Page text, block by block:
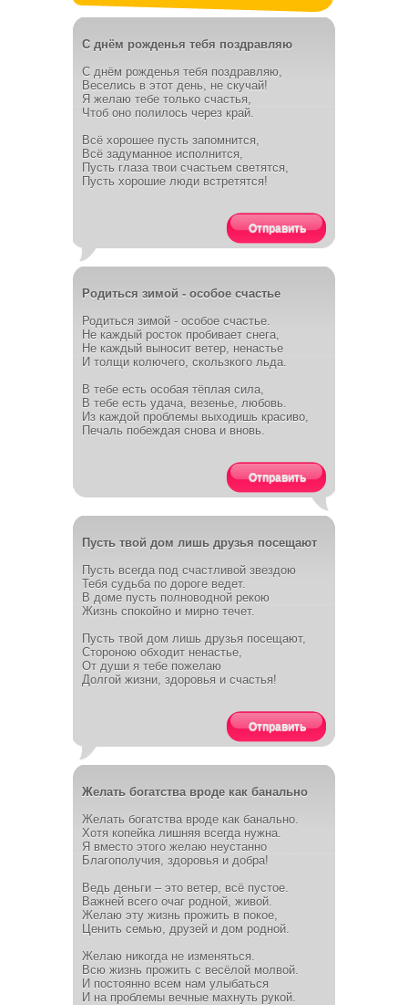
С днём рожденья тебя поздравляю
С днём рожденья тебя поздравляю,
Веселись в этот день, не скучай!
Я желаю тебе только счастья,
Чтоб оно полилось через край.
Всё хорошее пусть запомнится,
Всё задуманное исполнится,
Пусть глаза твои счастьем светятся,
Пусть хорошие люди встретятся!
Отправить
Родиться зимой - особое счастье
Родиться зимой - особое счастье.
Не каждый росток пробивает снега,
Не каждый выносит ветер, ненастье
И толщи колючего, скользкого льда.
В тебе есть особая тёплая сила,
В тебе есть удача, везенье, любовь.
Из каждой проблемы выходишь красиво,
Печаль побеждая снова и вновь.
Отправить
Пусть твой дом лишь друзья посещают
Пусть всегда под счастливой звездою
Тебя судьба по дороге ведет.
В доме пусть полноводной рекою
Жизнь спокойно и мирно течет.
Пусть твой дом лишь друзья посещают,
Стороною обходит ненастье,
От души я тебе пожелаю
Долгой жизни, здоровья и счастья!
Отправить
Желать богатства вроде как банально
Желать богатства вроде как банально.
Хотя копейка лишняя всегда нужна.
Я вместо этого желаю неустанно
Благополучия, здоровья и добра!
Ведь деньги – это ветер, всё пустое.
Важней всего очаг родной, живой.
Желаю эту жизнь прожить в покое,
Ценить семью, друзей и дом родной.
Желаю никогда не изменяться.
Всю жизнь прожить с весёлой молвой.
И постоянно всем нам улыбаться
И на проблемы вечные махнуть рукой.